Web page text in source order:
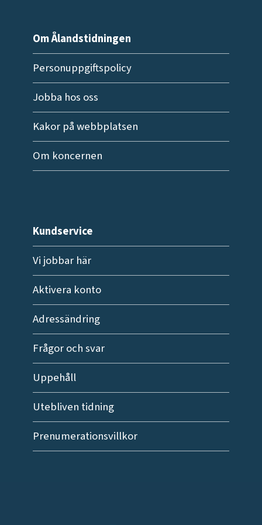
Om Ålandstidningen
Personuppgiftspolicy
Jobba hos oss
Kakor på webbplatsen
Om koncernen
Kundservice
Vi jobbar här
Aktivera konto
Adressändring
Frågor och svar
Uppehåll
Utebliven tidning
Prenumerationsvillkor